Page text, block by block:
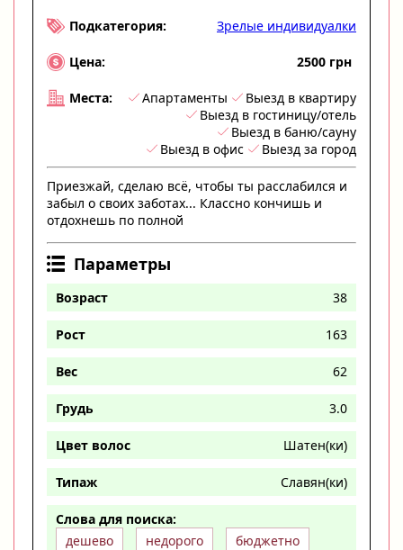
Подкатегория: Зрелые индивидуалки
Цена: 2500 грн
Места: Апартаменты
Выезд в квартиру
Выезд в гостиницу/отель
Выезд в баню/сауну
Выезд в офис
Выезд за город
Приезжай, сделаю всё, чтобы ты расслабился и
забыл о своих заботах... Классно кончишь и
отдохнешь по полной
Параметры
Возраст 38
Рост 163
Вес 62
Грудь 3.0
Цвет волос Шатен(ки)
Типаж Славян(ки)
Слова для поиска:
дешево
недорого
бюджетно